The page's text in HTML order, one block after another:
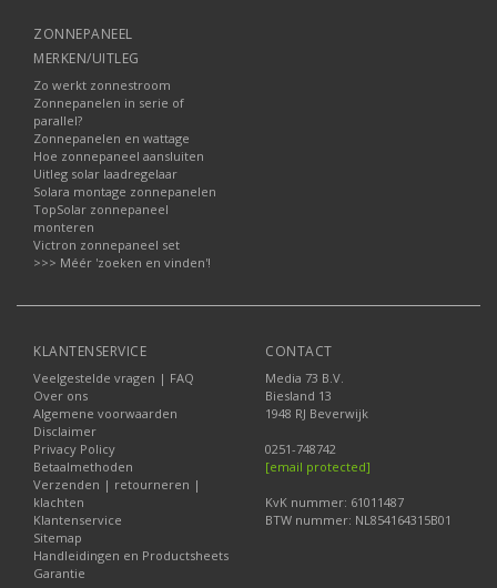
ZONNEPANEEL
MERKEN/UITLEG
Zo werkt zonnestroom
Zonnepanelen in serie of
parallel?
Zonnepanelen en wattage
Hoe zonnepaneel aansluiten
Uitleg solar laadregelaar
Solara montage zonnepanelen
TopSolar zonnepaneel
monteren
Victron zonnepaneel set
>>> Méér 'zoeken en vinden'!
KLANTENSERVICE
Veelgestelde vragen | FAQ
Over ons
Algemene voorwaarden
Disclaimer
Privacy Policy
Betaalmethoden
Verzenden | retourneren |
klachten
Klantenservice
Sitemap
Handleidingen en Productsheets
Garantie
CONTACT
Media 73 B.V.
Biesland 13
1948 RJ Beverwijk
0251-748742
[email protected]
KvK nummer: 61011487
BTW nummer: NL854164315B01